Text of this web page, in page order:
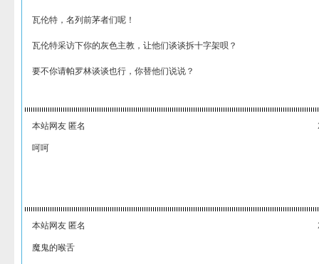
瓦伦特，名列前茅者们呢！
瓦伦特采访下你的灰色主教，让他们谈谈拆十字架呗？
要不你请帕罗林谈谈也行，你替他们说说？
本站网友 匿名
呵呵
本站网友 匿名
魔鬼的喉舌